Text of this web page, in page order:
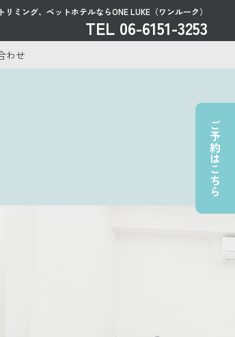
ミング、 ペットホテルならONE LUKE（ワンルーク）
TEL 06-6151-3253
わせ
ご予約はこちら